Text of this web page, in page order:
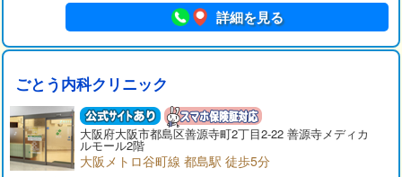
詳細を見る
ごとう内科クリニック
大阪府大阪市都島区善源寺町2丁目2-22 善源寺メディカ
ルモール2階
大阪メトロ谷町線 都島駅 徒歩5分